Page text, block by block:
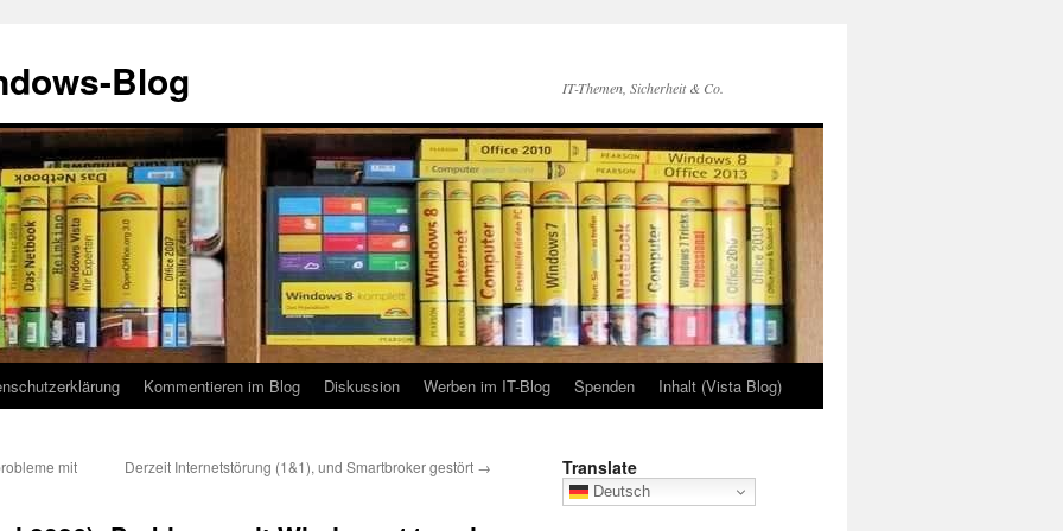
Blog IT-Themen, Sicherheit & Co.
Kommentieren im Blog Diskussion Werben im IT-Blog Spenden Inhalt (Vista Blog)
mit
Derzeit Internetstörung (1&1), und Smartbroker gestört → Translate
Deutsch